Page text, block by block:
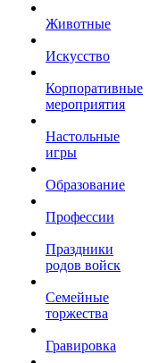
Животные
Искусство
Корпоративные
мероприятия
Настольные
игры
Образование
Профессии
Праздники
родов войск
Семейные
торжества
Гравировка